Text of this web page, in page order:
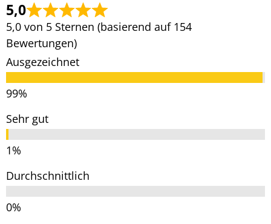
5,0
5,0 von 5 Sternen (basierend auf 154
Bewertungen)
Ausgezeichnet
Sehr gut
Durchschnittlich